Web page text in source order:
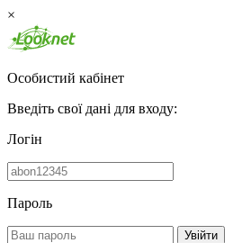
×
Особистий кабінет
Введіть свої дані для входу:
Логін
Пароль
Увійти